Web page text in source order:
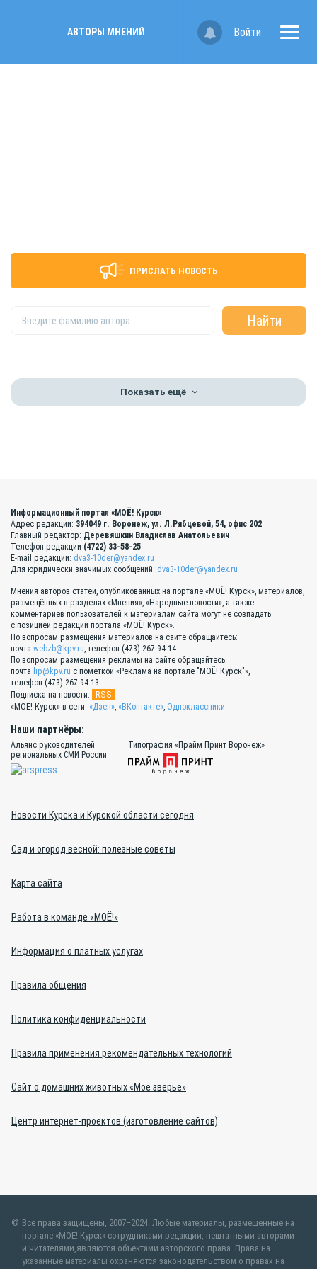
АВТОРЫ МНЕНИЙ Войти
ПРИСЛАТЬ НОВОСТЬ
Показать ещё
Информационный портал «МОЁ! Курск»
Адрес редакции: 394049 г. Воронеж, ул. Л.Рябцевой, 54, офис 202
Главный редактор: Деревяшкин Владислав Анатольевич
Телефон редакции (4722) 33-58-25
E-mail редакции: dva3-10der@yandex.ru
Для юридически значимых сообщений: dva3-10der@yandex.ru
Мнения авторов статей, опубликованных на портале «МОЁ! Курск», материалов,
размещённых в разделах «Мнения», «Народные новости», а также
комментариев пользователей к материалам сайта могут не совпадать
с позицией редакции портала «МОЁ! Курск».
По вопросам размещения материалов на сайте обращайтесь:
почта webzb@kpv.ru, телефон (473) 267-94-14
По вопросам размещения рекламы на сайте обращайтесь:
почта lip@kpv.ru с пометкой «Реклама на портале "МОЁ! Курск"»,
телефон (473) 267-94-13
Подписка на новости:
RSS
«МОЁ! Курск» в сети: «Дзен», «ВКонтакте», Одноклассники
Наши партнёры:
Альянс руководителей
региональных СМИ России
Типография «Прайм Принт Воронеж»
Новости Курска и Курской области сегодня
Сад и огород весной: полезные советы
Карта сайта
Работа в команде «МОЁ!»
Информация о платных услугах
Правила общения
Политика конфиденциальности
Правила применения рекомендательных технологий
Сайт о домашних животных «Моё зверьё»
Центр интернет-проектов (изготовление сайтов)
Все права защищены, 2007–2024. Любые материалы, размещенные на
портале «МОЁ! Курск» сотрудниками редакции, нештатными авторами
и читателями,являются объектами авторского права. Права на
указанные материалы охраняются законодательством о правах на